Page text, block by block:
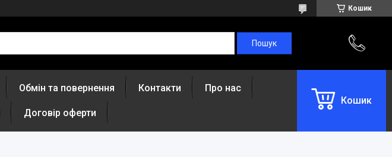
Кошик
Обмін та повернення Контакти Про нас
Договір оферти
Кошик